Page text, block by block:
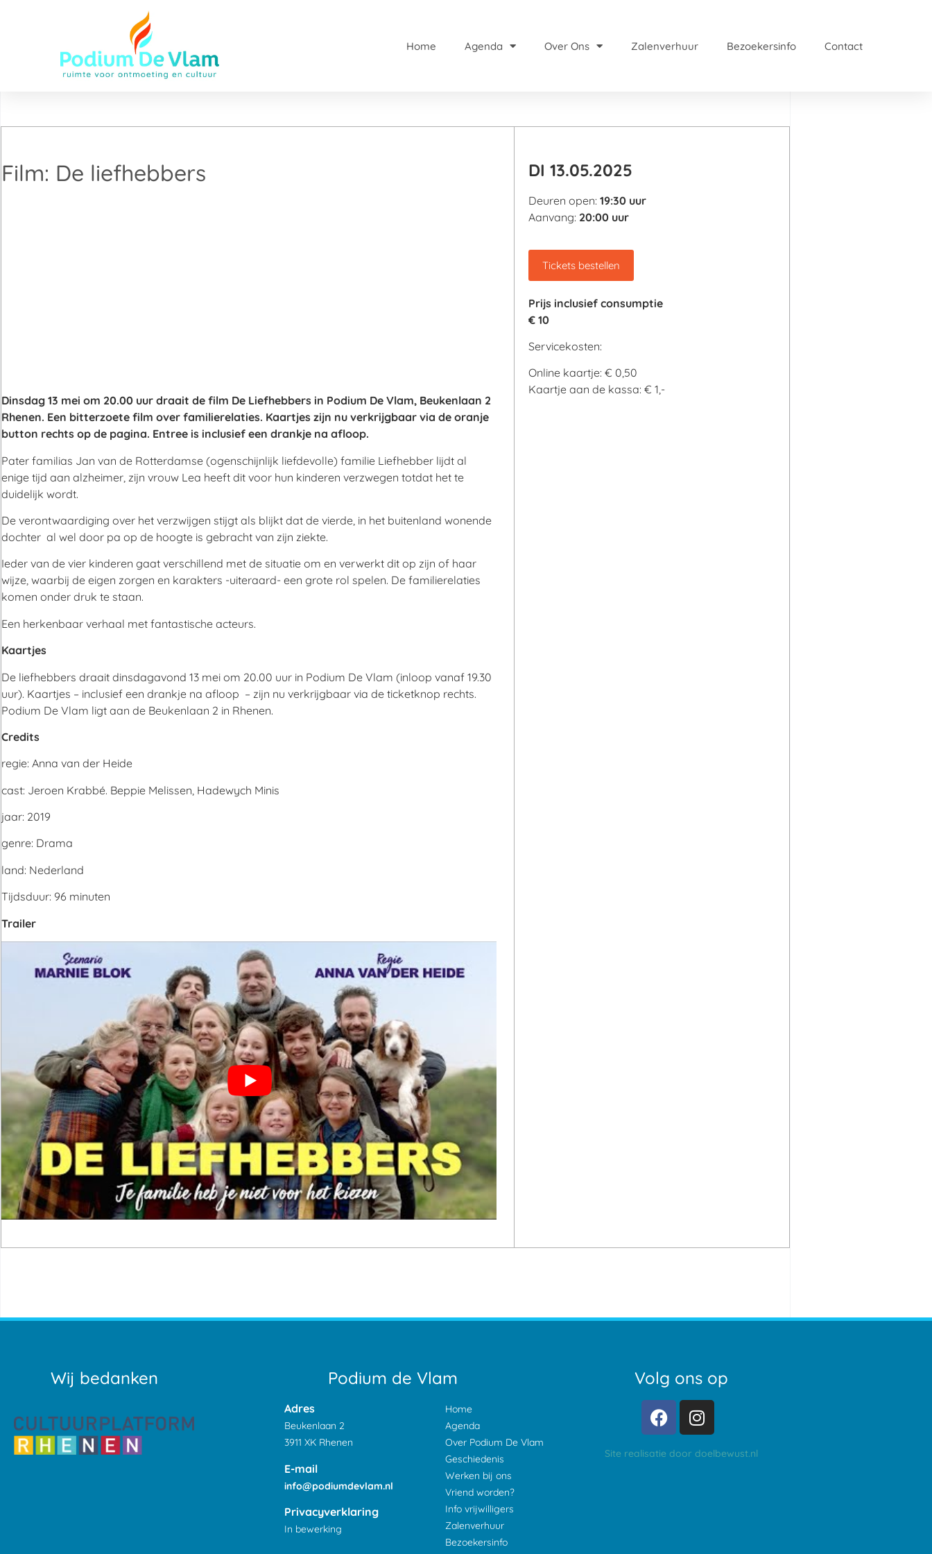
Home Agenda Over Ons Zalenverhuur Bezoekersinfo Contact
Film: De liefhebbers
Dinsdag 13 mei om 20.00 uur draait de film De Liefhebbers in Podium De Vlam, Beukenlaan 2
Rhenen. Een bitterzoete film over familierelaties. Kaartjes zijn nu verkrijgbaar via de oranje
button rechts op de pagina. Entree is inclusief een drankje na afloop.
Pater familias Jan van de Rotterdamse (ogenschijnlijk liefdevolle) familie Liefhebber lijdt al
enige tijd aan alzheimer, zijn vrouw Lea heeft dit voor hun kinderen verzwegen totdat het te
duidelijk wordt.
De verontwaardiging over het verzwijgen stijgt als blijkt dat de vierde, in het buitenland wonende
dochter al wel door pa op de hoogte is gebracht van zijn ziekte.
Ieder van de vier kinderen gaat verschillend met de situatie om en verwerkt dit op zijn of haar
wijze, waarbij de eigen zorgen en karakters -uiteraard- een grote rol spelen. De familierelaties
komen onder druk te staan.
Een herkenbaar verhaal met fantastische acteurs.
Kaartjes
De liefhebbers draait dinsdagavond 13 mei om 20.00 uur in Podium De Vlam (inloop vanaf 19.30
uur). Kaartjes – inclusief een drankje na afloop – zijn nu verkrijgbaar via de ticketknop rechts.
Podium De Vlam ligt aan de Beukenlaan 2 in Rhenen.
Credits
regie: Anna van der Heide
cast: Jeroen Krabbé. Beppie Melissen, Hadewych Minis
jaar: 2019
genre: Drama
land: Nederland
Tijdsduur: 96 minuten
Trailer
DI 13.05.2025
Deuren open: 19:30 uur
Aanvang: 20:00 uur
Tickets bestellen
Prijs inclusief consumptie
€ 10
Servicekosten:
Online kaartje: € 0,50
Kaartje aan de kassa: € 1,-
Wij bedanken Podium de Vlam
Adres
Beukenlaan 2
3911 XK Rhenen
E-mail
info@podiumdevlam.nl
Privacyverklaring
In bewerking
Home
Agenda
Over Podium De Vlam
Geschiedenis
Werken bij ons
Vriend worden?
Info vrijwilligers
Zalenverhuur
Bezoekersinfo
Volg ons op
Site realisatie door doelbewust.nl